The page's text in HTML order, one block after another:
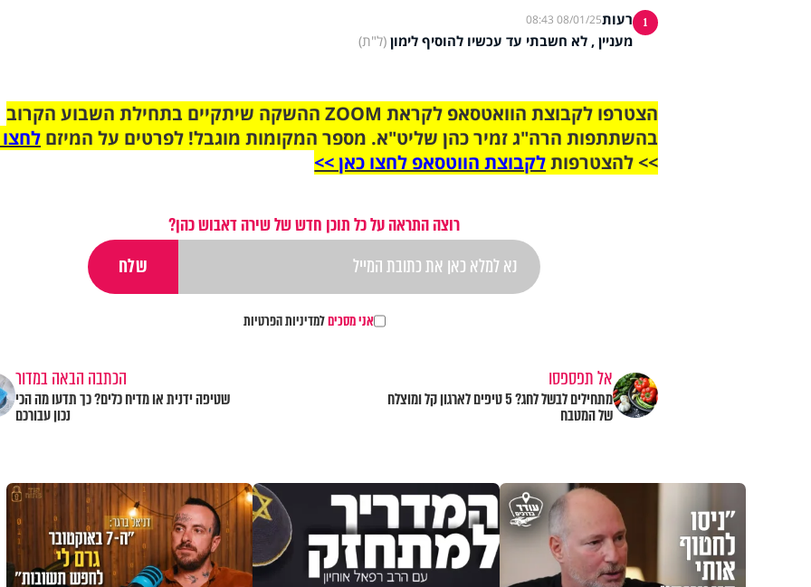
1 רעות08/01/25 08:43
מעניין , לא חשבתי עד עכשיו להוסיף לימון (ל"ת)
הצטרפו לקבוצת הוואטסאפ לקראת ZOOM ההשקה שיתקיים בתחילת השבוע הקרוב
בהשתתפות הרה"ג זמיר כהן שליט"א. מספר המקומות מוגבל! לפרטים על המיזם
>> להצטרפותלקבוצת הווטסאפ לחצו כאן >>
רוצה התראה על כל תוכן חדש של שירה דאבוש כהן?
אני מסכיםלמדיניות הפרטיות
אל תפספסו
מתחילים לבשל לחג? 5 טיפים לארגון קל ומוצלח
של המטבח
הכתבה הבאה במדור
שטיפה ידנית או מדיח כלים? כך תדעו מה הכי
נכון עבורכם